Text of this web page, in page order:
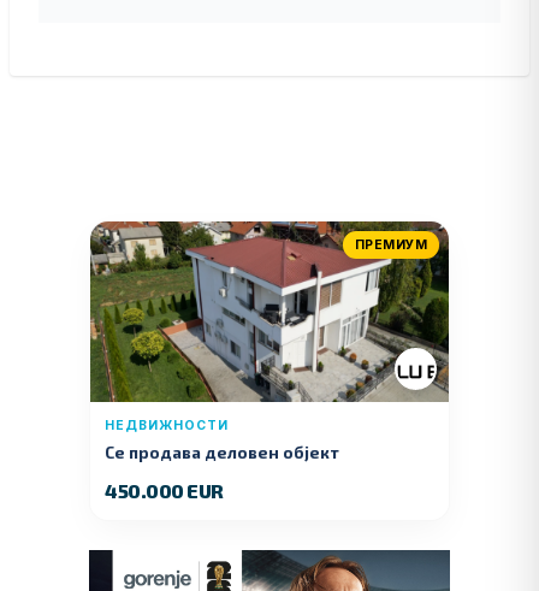
ПРЕМИУМ
НЕДВИЖНОСТИ
Се продава деловен објект
450.000 EUR